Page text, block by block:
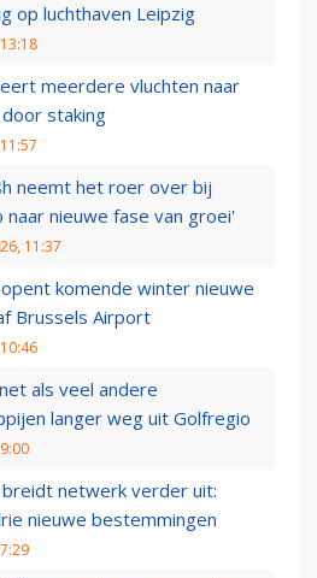
op luchthaven Leipzig
meerdere vluchten naar
staking
neemt het roer over bij
naar nieuwe fase van groei'
11:37
komende winter nieuwe
Brussels Airport
als veel andere
langer weg uit Golfregio
breidt netwerk verder uit:
nieuwe bestemmingen